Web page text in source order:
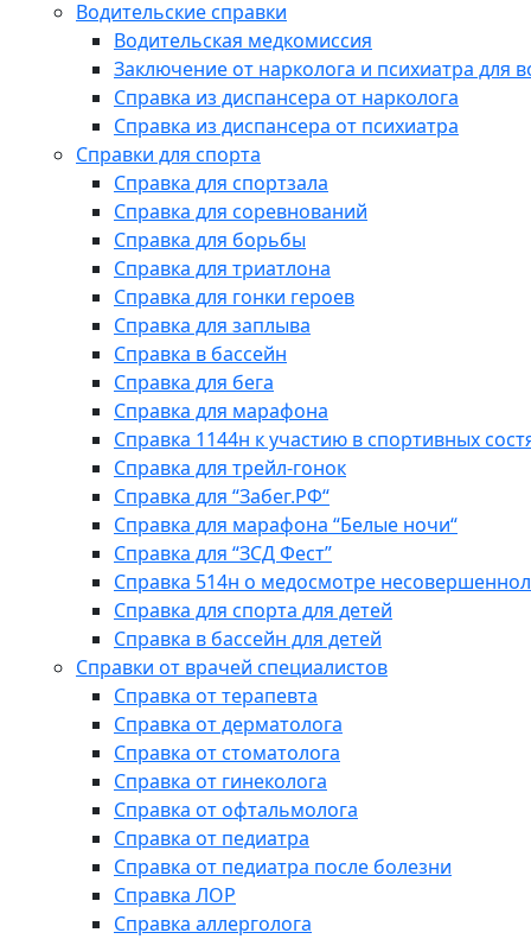
Водительские справки
Водительская медкомиссия
Заключение от нарколога и психиатра для
Справка из диспансера от нарколога
Справка из диспансера от психиатра
Справки для спорта
Справка для спортзала
Справка для соревнований
Справка для борьбы
Справка для триатлона
Справка для гонки героев
Справка для заплыва
Справка в бассейн
Справка для бега
Справка для марафона
Справка 1144н к участию в спортивных
Справка для трейл-гонок
Справка для “Забег.РФ“
Справка для марафона “Белые ночи“
Справка для “ЗСД Фест”
Справка 514н о медосмотре
Справка для спорта для детей
Справка в бассейн для детей
Справки от врачей специалистов
Справка от терапевта
Справка от дерматолога
Справка от стоматолога
Справка от гинеколога
Справка от офтальмолога
Справка от педиатра
Справка от педиатра после болезни
Справка ЛОР
Справка аллерголога